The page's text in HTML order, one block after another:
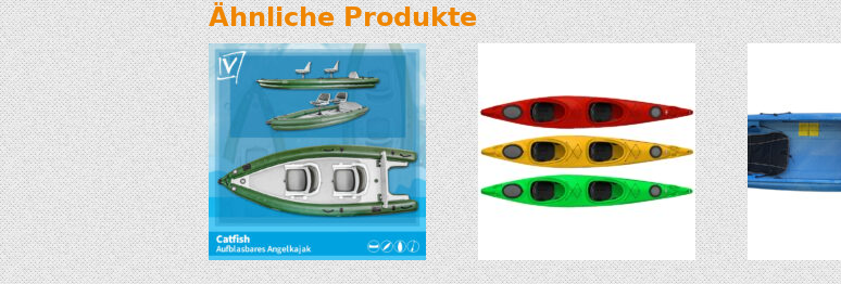
Ähnliche Produkte